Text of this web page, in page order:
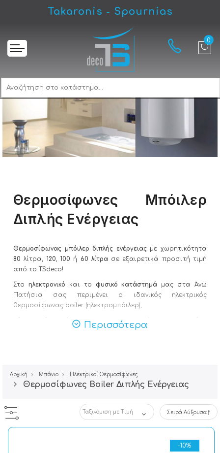
Takaronis - Spournias
Θερμοσίφωνες Μπόιλερ
Διπλής Ενέργειας
Θερμοσίφωνας μπόιλερ διπλής ενέργειαςμε χωρητικότητα
80λίτρα, 120 100 ή 60 λίτρα σε εξαιρετικά προσιτή τιμή
από το TSdeco!
Στο ηλεκτρονικό και το φυσικό κατάστημά μας στα Άνω
Πατήσια σας περιμένει ο ιδανικός ηλεκτρικός
θερμοσίφωνας boiler (ηλεκτρομπόιλερ),
οριζόντιος , με την υπογραφή της κορυφαίας
που αποτελεί εγγύηση
Περισσότερα
Αρχική Μπάνιο Ηλεκτρικοί Θερμοσίφωνες
Θερμοσίφωνες Boiler Διπλής Ενέργειας
Σειρά Αύξουσα
-10%